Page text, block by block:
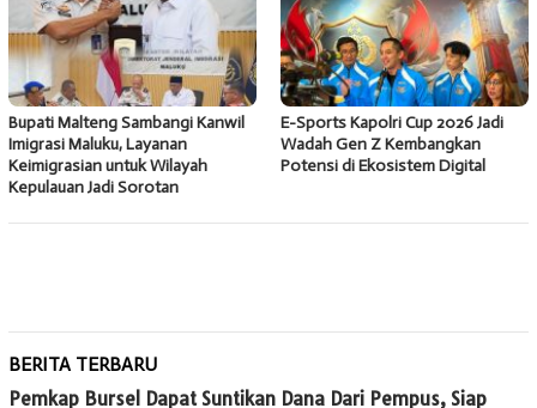
Bupati Malteng Sambangi Kanwil
Imigrasi Maluku, Layanan
Keimigrasian untuk Wilayah
Kepulauan Jadi Sorotan
E-Sports Kapolri Cup 2026 Jadi
Wadah Gen Z Kembangkan
Potensi di Ekosistem Digital
BERITA TERBARU
Pemkap Bursel Dapat Suntikan Dana Dari Pempus, Siap